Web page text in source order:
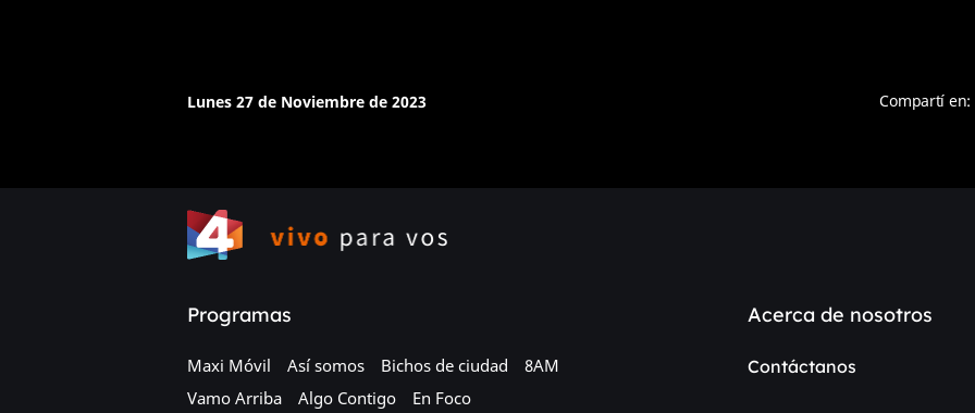
Lunes 27 de Noviembre de 2023 Compartí en:
Programas
Maxi Móvil Así somos Bichos de ciudad
8AM
Vamo Arriba
Algo Contigo En Foco
Acerca de nosotros
Contáctanos